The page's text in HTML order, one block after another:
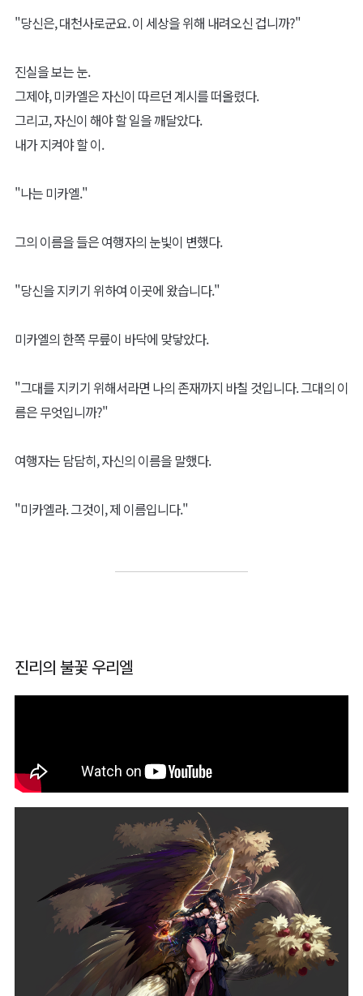
"당신은, 대천사로군요. 이 세상을 위해 내려오신 겁니까?"
진실을 보는 눈.
그제야, 미카엘은 자신이 따르던 계시를 떠올렸다.
그리고, 자신이 해야 할 일을 깨달았다.
내가 지켜야 할 이.
"나는 미카엘."
그의 이름을 들은 여행자의 눈빛이 변했다.
"당신을 지키기 위하여 이곳에 왔습니다."
미카엘의 한쪽 무릎이 바닥에 맞닿았다.
"그대를 지키기 위해서라면 나의 존재까지 바칠 것입니다. 그대의 이
름은 무엇입니까?"
여행자는 담담히, 자신의 이름을 말했다.
"미카엘라. 그것이, 제 이름입니다."
진리의 불꽃 우리엘